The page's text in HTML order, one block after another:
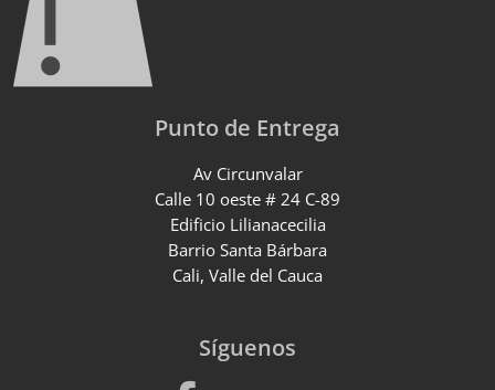
Punto de Entrega
Av Circunvalar
Calle 10 oeste # 24 C-89
Edificio Lilianacecilia
Barrio Santa Bárbara
Cali, Valle del Cauca
Síguenos